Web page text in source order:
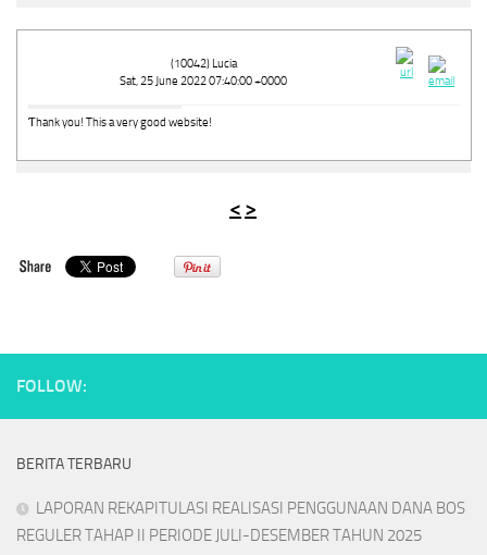
(10042) Lucia
Sat, 25 June 2022 07:40:00 +0000
Ƭhank you! This a very good website!
< >
FOLLOW:
BERITA TERBARU
LAPORAN REKAPITULASI REALISASI PENGGUNAAN DANA BOS
REGULER TAHAP II PERIODE JULI-DESEMBER TAHUN 2025